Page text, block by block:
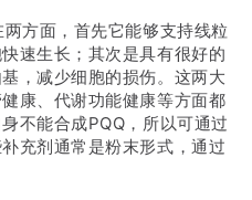
方面，首先它能够支持线粒
速生长；其次是具有很好的
，减少细胞的损伤。这两大
康、代谢功能健康等方面都
不能合成PQQ，所以可通过
充剂通常是粉末形式，通过